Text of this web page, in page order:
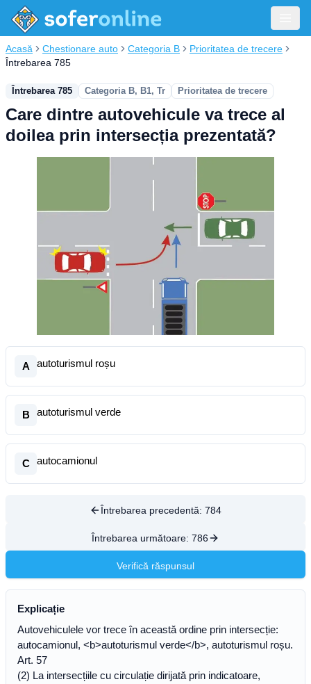
Acasă Chestionare auto Categoria B
Prioritatea de trecere
Întrebarea 785
Întrebarea 785 Categoria B, B1, Tr Prioritatea de trecere
Care dintre autovehicule va trece al
doilea prin intersecția prezentată?
A autoturismul roșu
B autoturismul verde
C autocamionul
Întrebarea precedentă: 784
Întrebarea următoare: 786
Verifică răspunsul
Explicație
Autovehiculele vor trece în această ordine prin intersecție:
autocamionul, <b>autoturismul verde</b>, autoturismul roșu.
Art. 57
(2) La intersecțiile cu circulație dirijată prin indicatoare,